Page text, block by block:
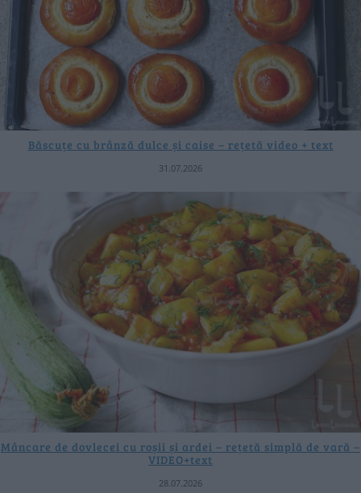
Băscuțe cu brânză dulce și caise – rețetă video + text
31.07.2026
Mâncare de dovlecei cu roșii și ardei – rețetă simplă de vară –
VIDEO+text
28.07.2026